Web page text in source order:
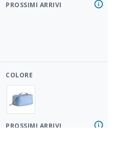
PROSSIMI ARRIVI
COLORE
PROSSIMI ARRIVI